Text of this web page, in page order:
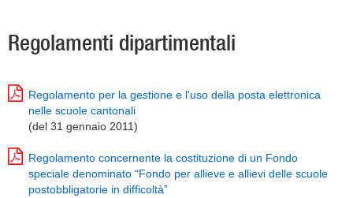
Regolamenti dipartimentali
Regolamento per la gestione e l'uso della posta elettronica
nelle scuole cantonali
(del 31 gennaio 2011)
Regolamento concernente la costituzione di un Fondo
speciale denominato “Fondo per allieve e allievi delle scuole
postobbligatorie in difficoltà”